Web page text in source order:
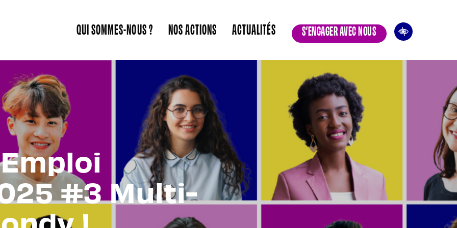
QUI SOMMES-NOUS ? NOS ACTIONS ACTUALITÉS S’ENGAGER AVEC NOUS
#3 Multi-